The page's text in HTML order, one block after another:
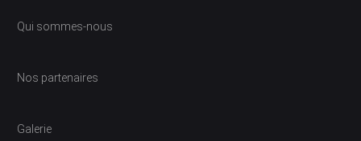
Qui sommes-nous
Nos partenaires
Galerie